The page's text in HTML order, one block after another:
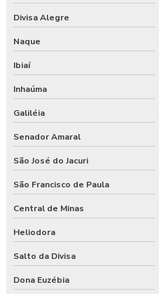
Divisa Alegre
Naque
Ibiaí
Inhaúma
Galiléia
Senador Amaral
São José do Jacuri
São Francisco de Paula
Central de Minas
Heliodora
Salto da Divisa
Dona Euzébia